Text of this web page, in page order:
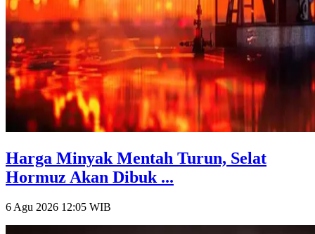
Harga Minyak Mentah Turun, Selat
Hormuz Akan Dibuk ...
6 Agu 2026 12:05 WIB